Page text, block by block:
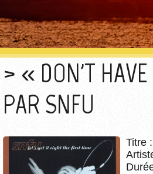
« DON'T
PAR SNFU
Titre :